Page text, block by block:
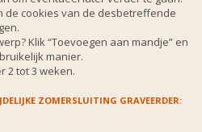
de cookies van de desbetreffende
Klik “Toevoegen aan mandje” en
manier.
2 tot 3 weken.
ZOMERSLUITING GRAVEERDER: